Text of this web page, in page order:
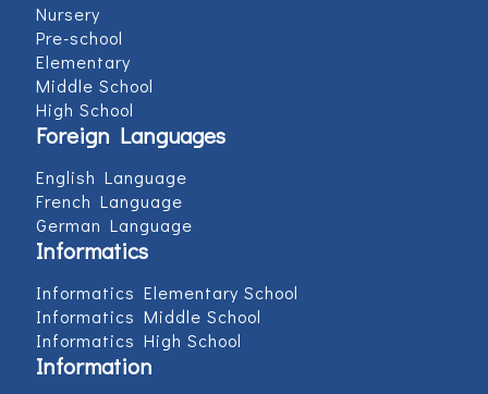
Nursery
Pre-school
Elementary
Middle School
High School
Foreign Languages
English Language
French Language
German Language
Informatics
Informatics Elementary School
Informatics Middle School
Informatics High School
Information